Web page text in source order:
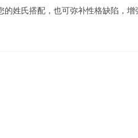
的姓氏搭配，也可弥补性格缺陷，